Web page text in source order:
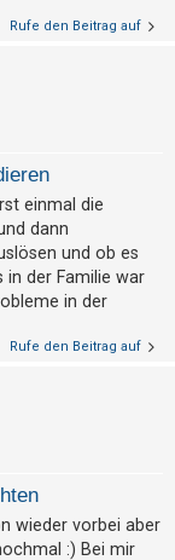
Rufe den Beitrag auf
einmal die
dann
und ob es
in der Familie war
in der
Rufe den Beitrag auf
wieder vorbei aber
:) Bei mir